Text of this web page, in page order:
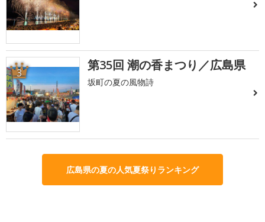
3 第35回 潮の香まつり／広島県
坂町の夏の風物詩
広島県の夏の人気夏祭りランキング